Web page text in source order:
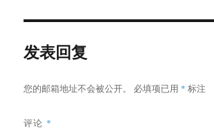
发表回复
您的邮箱地址不会被公开。 必填项已用 * 标注
评论 *